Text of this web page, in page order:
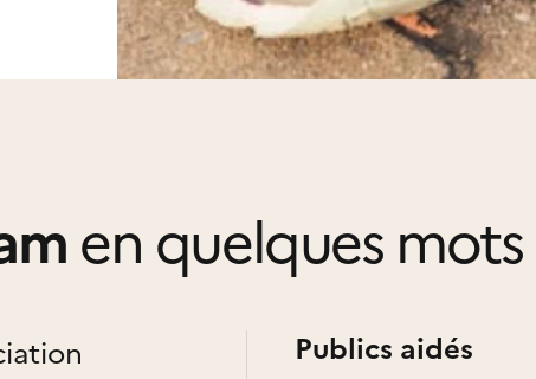
en quelques mots
Publics aidés